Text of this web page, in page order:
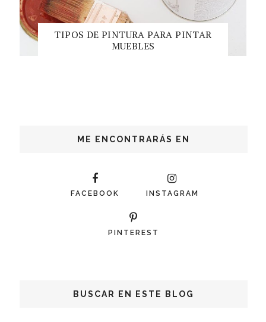
TIPOS DE PINTURA PARA PINTAR
MUEBLES
ME ENCONTRARÁS EN
FACEBOOK INSTAGRAM
PINTEREST
BUSCAR EN ESTE BLOG